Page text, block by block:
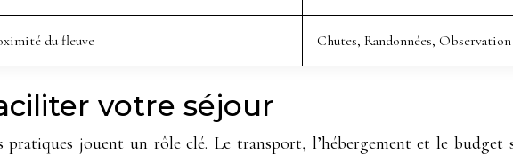
du fleuve Chutes, Randonnées,
votre séjour
pratiques jouent un rôle clé. Le transport, l’hébergement et le budget